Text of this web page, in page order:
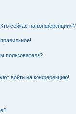
сейчас на конференции»?
пользователя?
войти на конференцию!